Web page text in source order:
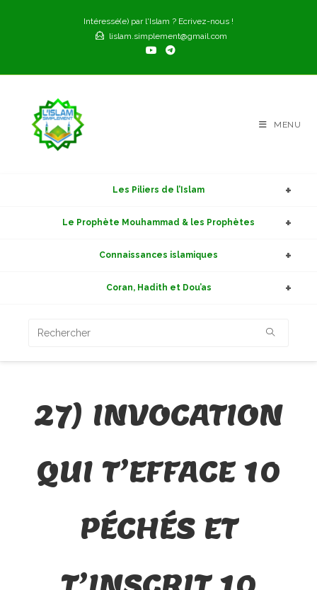
Intéressé(e) par l'Islam ? Ecrivez-nous !
lislam.simplement@gmail.com
MENU
Les Piliers de l’Islam
Le Prophète Mouhammad & les Prophètes
Connaissances islamiques
Coran, Hadith et Dou’as
27) INVOCATION
QUI T’EFFACE 10
PÉCHÉS ET